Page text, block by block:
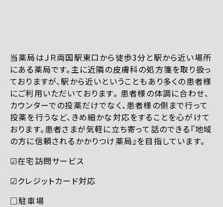
当薬局はＪＲ両国駅東口から徒歩3分と駅から近い場所
にある薬局です。主に近隣の皮膚科の処方箋を取り扱っ
ておりますが、駅から近いということもあり多くの患者様
にご利用いただいております。 患者様の体調に合わせ、
カウンターでの投薬だけでなく、患者様の側まで行って
投薬を行うなど、きめ細かな対応をすることを心がけて
おります。患者さまが気軽に立ち寄って話のできる『地域
の方に信頼されるかかりつけ薬局』を目指しています。
☑︎在宅訪問サービス
☑︎クレジットカード対応
□駐車場